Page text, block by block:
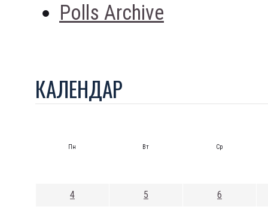
Polls Archive
КАЛЕНДАР
Пн Вт Ср
4 5 6